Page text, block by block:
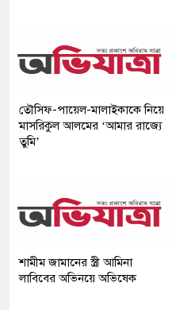
তৌসিফ-পায়েল-মালাইকাকে নিয়ে
মাসরিকুল আলমের ‘আমার রাজ্যে
তুমি’
শামীম জামানের স্ত্রী আমিনা
লাবিবের অভিনয়ে অভিষেক